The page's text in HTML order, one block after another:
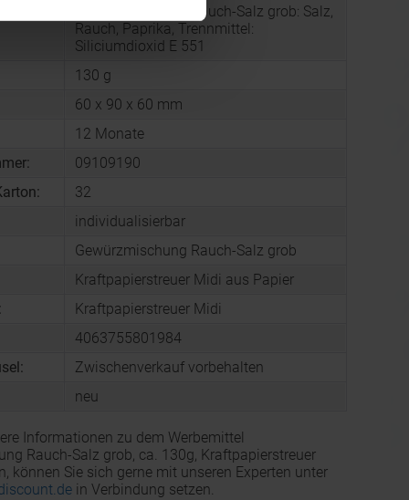
Gewürzmischung Rauch-Salz grob: Salz,
Rauch, Paprika, Trennmittel:
Siliciumdioxid E 551
130 g
60 x 90 x 60 mm
12 Monate
09109190
32
individualisierbar
Gewürzmischung Rauch-Salz grob
Kraftpapierstreuer Midi aus Papier
Kraftpapierstreuer Midi
4063755801984
Zwischenverkauf vorbehalten
neu
Informationen zu dem Werbemittel
Rauch-Salz grob, ca. 130g, Kraftpapierstreuer
können Sie sich gerne mit unseren Experten unter
in Verbindung setzen.